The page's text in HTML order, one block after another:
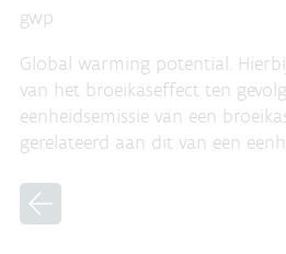
gwp
Global warming potential.
van het broeikaseffect ten
eenheidsemissie van een
gerelateerd aan dit van een